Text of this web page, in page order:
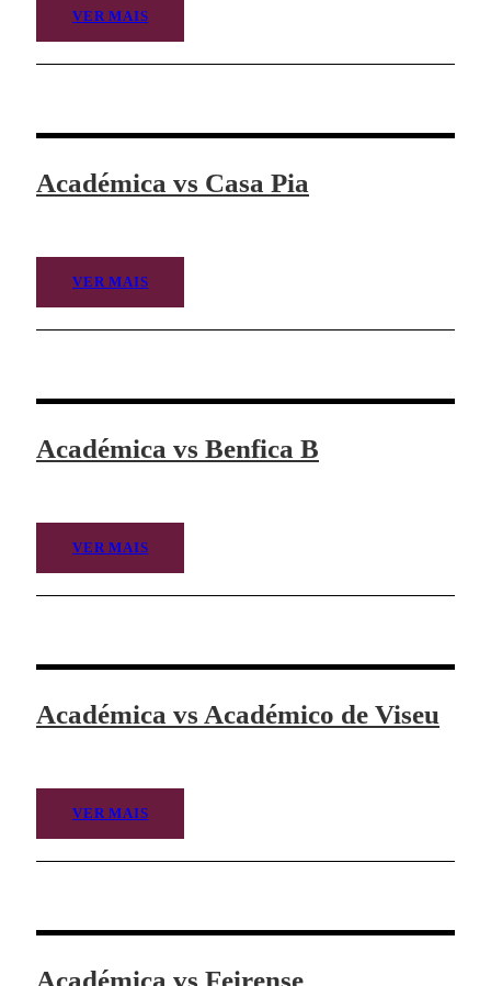
VER MAIS
Académica vs Casa Pia
VER MAIS
Académica vs Benfica B
VER MAIS
Académica vs Académico de Viseu
VER MAIS